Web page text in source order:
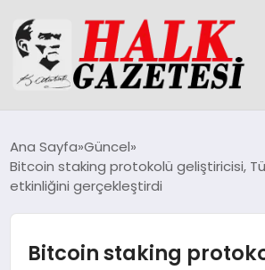
DÜNYA
Ana Sayfa Güncel
Bitcoin staking protokolü geliştiricisi,
etkinliğini gerçekleştirdi
Bitcoin staking